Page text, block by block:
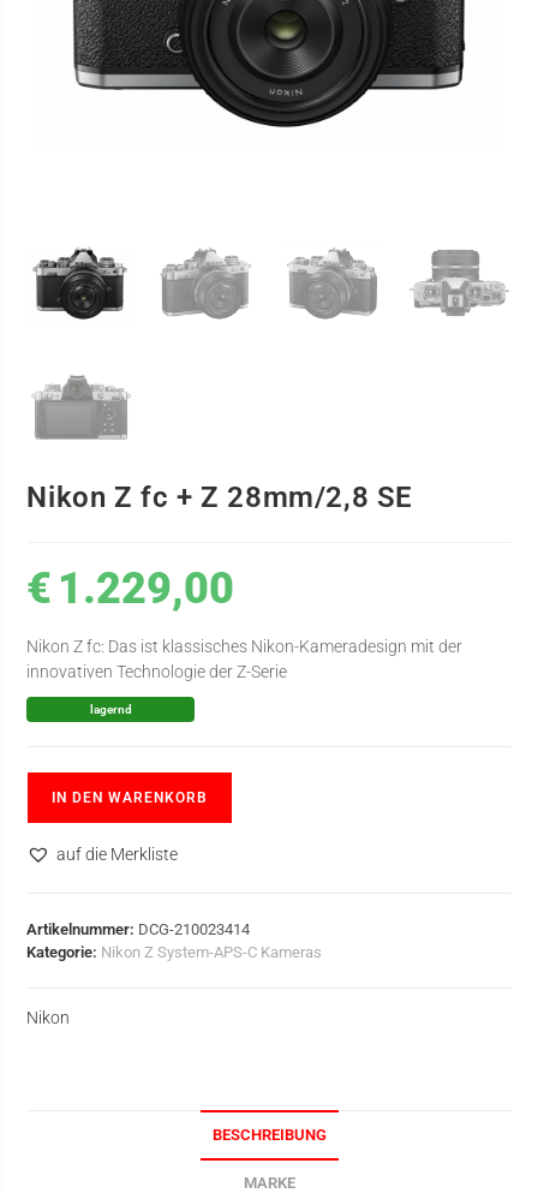
Nikon Z fc + Z 28mm/2,8 SE
€ 1.229,00
Nikon Z fc: Das ist klassisches Nikon-Kameradesign mit der
innovativen Technologie der Z-Serie
lagernd
IN DEN WARENKORB
auf die Merkliste
Artikelnummer: DCG-210023414
Kategorie: Nikon Z System-APS-C Kameras
Nikon
BESCHREIBUNG
MARKE